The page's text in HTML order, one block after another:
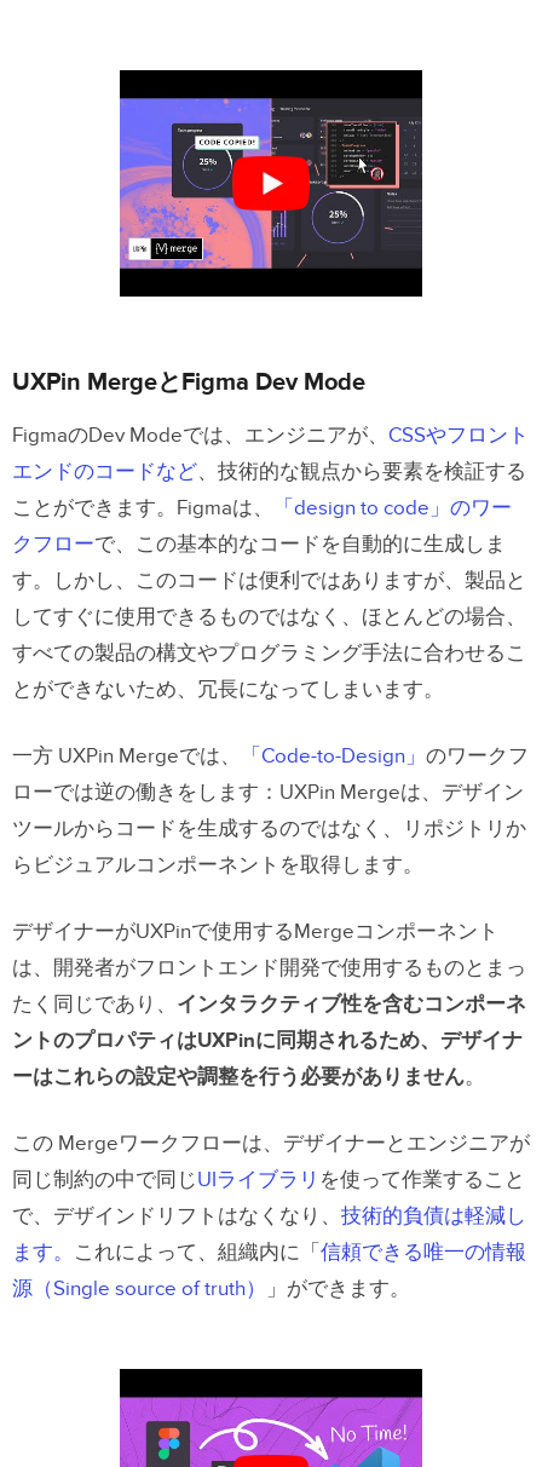
UXPin MergeとFigma Dev Mode
FigmaのDev Modeでは、エンジニアが、 CSSやフロント
エンドのコードなど、技術的な観点から要素を検証する
ことができます。Figmaは、
「design to code」のワー
クフローで、この基本的なコードを自動的に生成しま
す。しかし、このコードは便利ではありますが、製品と
してすぐに使用できるものではなく、ほとんどの場合、
すべての製品の構文やプログラミング手法に合わせるこ
とができないため、冗長になってしまいます。
一方 UXPin Mergeでは、 「Code-to-Design」 のワークフ
ローでは逆の働きをします：UXPin Mergeは、デザイン
ツールからコードを生成するのではなく、リポジトリか
らビジュアルコンポーネントを取得します。
デザイナーがUXPinで使用するMergeコンポーネント
は、開発者がフロントエンド開発で使用するものとまっ
たく同じであり、 インタラクティブ性を含むコンポーネ
ントのプロパティはUXPinに同期されるため、デザイナ
ーはこれらの設定や調整を行う必要がありません。
この Mergeワークフローは、デザイナーとエンジニアが
同じ制約の中で同じUIライブラリ を使って作業すること
で、デザインドリフトはなくなり、 技術的負債は軽減し
ます。 これによって 、組織内に「 信頼できる唯一の情報
源（Single source of truth）
」ができます。